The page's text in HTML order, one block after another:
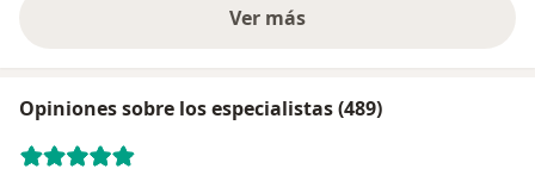
Ver más
Opiniones sobre los especialistas (489)